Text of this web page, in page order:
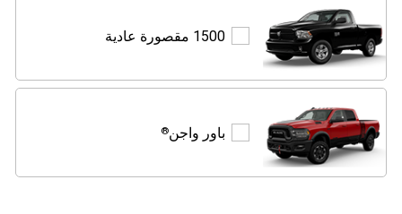
1500 مقصورة عادية
باور واجن®